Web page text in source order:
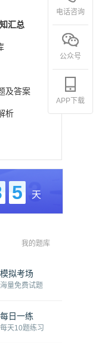
汇总
及答案
析
细解析
5 天
我的题库
模拟考场
海量免费试题
每日一练
每天10题练习
电话咨询
公众号
APP下载